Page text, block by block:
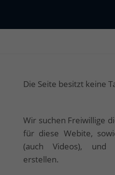
Die Seite besitzt keine
Wir suchen Freiwillige
für diese Webite,
(auch Videos), und
erstellen.